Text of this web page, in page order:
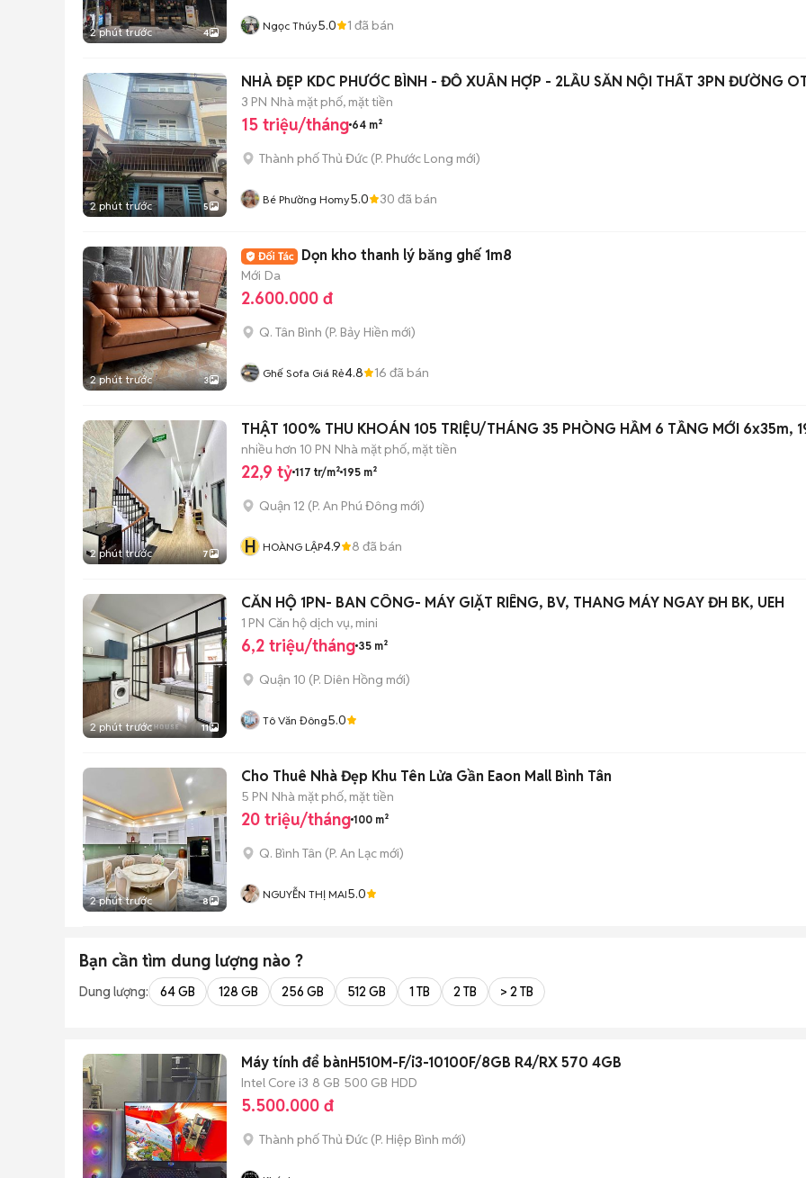
2 phút trước 4 Ngọc Thúy5.0 1 đã bán
2 phút trước 5
NHÀ ĐẸP KDC PHƯỚC BÌNH - ĐỖ XUÂN HỢP - 2LẦU SẴN NỘI THẤT 3PN ĐƯỜNG
3 PN Nhà mặt phố, mặt tiền
15 triệu/tháng 64 m²
Thành phố Thủ Đức (P. Phước Long mới)
Bé Phường Homy5.0 30 đã bán
2 phút trước 3
Dọn kho thanh lý băng ghế 1m8
Mới Da
2.600.000 đ
Q. Tân Bình (P. Bảy Hiền mới)
Ghế Sofa Giá Rẻ4.8 16 đã bán
2 phút trước 7
THẬT 100% THU KHOÁN 105 TRIỆU/THÁNG 35 PHÒNG HẦM 6 TẦNG MỚI 6x35m,
nhiều hơn 10 PN Nhà mặt phố, mặt tiền
22,9 tỷ 117 tr/m² 195 m²
Quận 12 (P. An Phú Đông mới)
H HOÀNG LẬP4.9 8 đã bán
2 phút trước 11
CĂN HỘ 1PN- BAN CÔNG- MÁY GIẶT RIÊNG, BV, THANG MÁY NGAY ĐH BK, UEH
1 PN Căn hộ dịch vụ, mini
6,2 triệu/tháng 35 m²
Quận 10 (P. Diên Hồng mới)
Tô Văn Đông5.0
2 phút trước 8
Cho Thuê Nhà Đẹp Khu Tên Lửa Gần Eaon Mall Bình Tân
5 PN Nhà mặt phố, mặt tiền
20 triệu/tháng 100 m²
Q. Bình Tân (P. An Lạc mới)
NGUYỄN THỊ MAI5.0
Bạn cần tìm dung lượng nào ?
Dung lượng: 64 GB 128 GB 256 GB 512 GB 1 TB 2 TB > 2 TB
Máy tính để bànH510M-F/i3-10100F/8GB R4/RX 570 4GB
Intel Core i3 8 GB 500 GB HDD
5.500.000 đ
Thành phố Thủ Đức (P. Hiệp Bình mới)